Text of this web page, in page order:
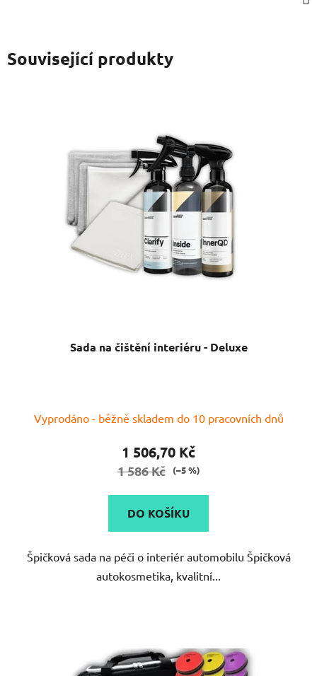
Související produkty
Sada na čištění interiéru - Deluxe
Vyprodáno - běžně skladem do 10 pracovních dnů
1 506,70 Kč
1 586 Kč (–5 %)
DO KOŠÍKU
Špičková sada na péči o interiér automobilu Špičková
autokosmetika, kvalitní...